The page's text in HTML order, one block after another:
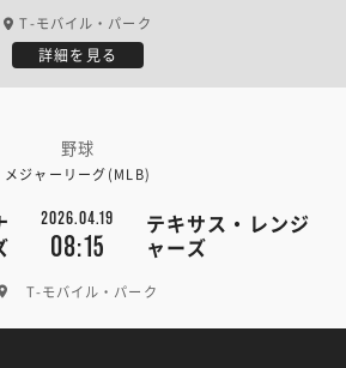
T-モバイル・パーク
詳細を見る
野球
メジャーリーグ(MLB)
2026.04.19
08:15
テキサス・レンジ
ャーズ
T-モバイル・パーク